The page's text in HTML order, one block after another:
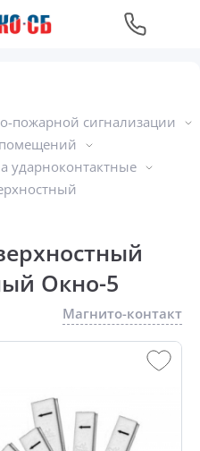
пожарной сигнализации
ударноконтактные
Окно-5
Магнито-контакт